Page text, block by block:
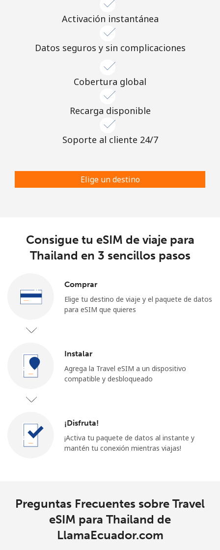
Activación instantánea
Datos seguros y sin complicaciones
Cobertura global
Recarga disponible
Soporte al cliente 24/7
Elige un destino
Consigue tu eSIM de viaje para
Thailand en 3 sencillos pasos
Comprar
Elige tu destino de viaje y el paquete de datos
para eSIM que quieres
Instalar
Agrega la Travel eSIM a un dispositivo
compatible y desbloqueado
¡Disfruta!
¡Activa tu paquete de datos al instante y
mantén tu conexión mientras viajas!
Preguntas Frecuentes sobre Travel
eSIM para Thailand de
LlamaEcuador.com